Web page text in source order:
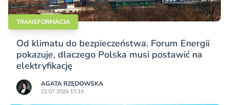
TRANSFORMACJA
Od klimatu do bezpieczeństwa. Forum Energii
pokazuje, dlaczego Polska musi postawić na
elektryfikację
AGATA RZĘDOWSKA
22.07.2026 15:16